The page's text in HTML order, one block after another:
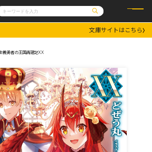
ー
通販・NEWS
OVERLAP STORE
オーバーラップ広報室
ールディングス
お問い合わせはこちら
オーバーラップ文庫
オーバーラップノベルス
文庫サイトはこちら
義勇者の王国再建記XX